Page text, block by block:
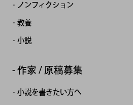
ノンフィクション
教養
小説
作家 / 原稿募集
小説を書きたい方へ